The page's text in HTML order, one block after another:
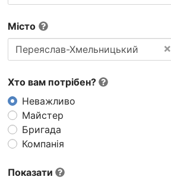
Місто
×
Переяслав-Хмельницький
Хто вам потрібен?
Неважливо
Майстер
Бригада
Компанія
Показати